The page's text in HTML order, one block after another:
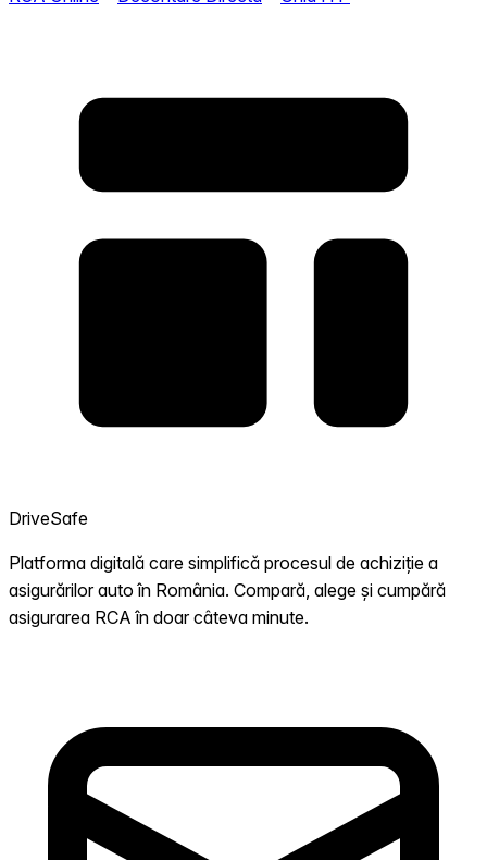
DriveSafe
Platforma digitală care simplifică procesul de achiziție a
asigurărilor auto în România. Compară, alege și cumpără
asigurarea RCA în doar câteva minute.